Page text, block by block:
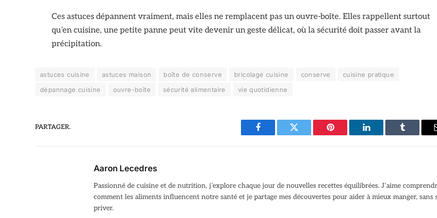
Ces astuces dépannent vraiment, mais elles ne remplacent pas un ouvre-boîte. Elles rappellent surtout
qu’en cuisine, une petite panne peut vite devenir un geste délicat, où la sécurité doit passer avant la
précipitation.
astuces cuisine astuces maison boîte de conserve bricolage cuisine conserve
cuisine pratique
dépannage cuisine
ouvre-boîte sécurité alimentaire vie quotidienne
PARTAGER.
Facebook Twitter Pinterest LinkedIn Tumblr
Aaron Lecedres
Passionné de cuisine et de nutrition, j’explore chaque jour de nouvelles recettes équilibrées. J’aime
comment les aliments influencent notre santé et je partage mes découvertes pour aider à mieux manger, sans
priver.